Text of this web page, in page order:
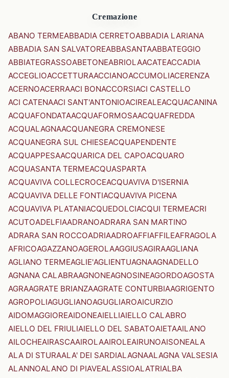
Cremazione
ABANO TERMEABBADIA CERRETOABBADIA LARIANA
ABBADIA SAN SALVATOREABBASANTAABBATEGGIO
ABBIATEGRASSOABETONEABRIOLAACATEACCADIA
ACCEGLIOACCETTURAACCIANOACCUMOLIACERENZA
ACERNOACERRAACI BONACCORSIACI CASTELLO
ACI CATENAACI SANT'ANTONIOACIREALEACQUACANINA
ACQUAFONDATAACQUAFORMOSAACQUAFREDDA
ACQUALAGNAACQUANEGRA CREMONESE
ACQUANEGRA SUL CHIESEACQUAPENDENTE
ACQUAPPESAACQUARICA DEL CAPOACQUARO
ACQUASANTA TERMEACQUASPARTA
ACQUAVIVA COLLECROCEACQUAVIVA D'ISERNIA
ACQUAVIVA DELLE FONTIACQUAVIVA PICENA
ACQUAVIVA PLATANIACQUEDOLCIACQUI TERMEACRI
ACUTOADELFIAADRANOADRARA SAN MARTINO
ADRARA SAN ROCCOADRIAADROAFFIAFFILEAFRAGOLA
AFRICOAGAZZANOAGEROLAAGGIUSAGIRAAGLIANA
AGLIANO TERMEAGLIE'AGLIENTUAGNAAGNADELLO
AGNANA CALABRAAGNONEAGNOSINEAGORDOAGOSTA
AGRAAGRATE BRIANZAAGRATE CONTURBIAAGRIGENTO
AGROPOLIAGUGLIANOAGUGLIAROAICURZIO
AIDOMAGGIOREAIDONEAIELLIAIELLO CALABRO
AIELLO DEL FRIULIAIELLO DEL SABATOAIETAAILANO
AILOCHEAIRASCAAIROLAAIROLEAIRUNOAISONEALA
ALA DI STURAALA' DEI SARDIALAGNAALAGNA VALSESIA
ALANNOALANO DI PIAVEALASSIOALATRIALBA